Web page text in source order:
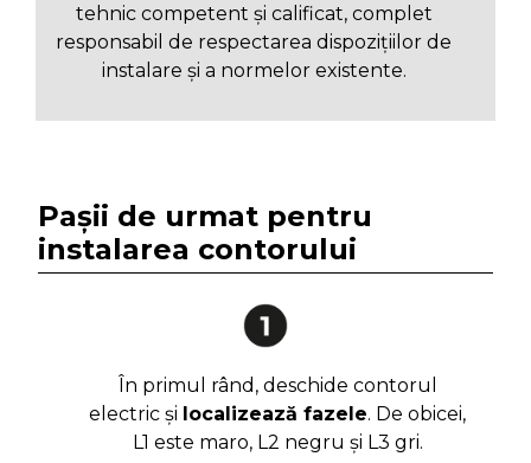
tehnic competent și calificat, complet
responsabil de respectarea dispozițiilor de
instalare și a normelor existente.
Pașii de urmat pentru
instalarea contorului
În primul rând, deschide contorul
electric și localizează fazele. De obicei,
L1 este maro, L2 negru și L3 gri.